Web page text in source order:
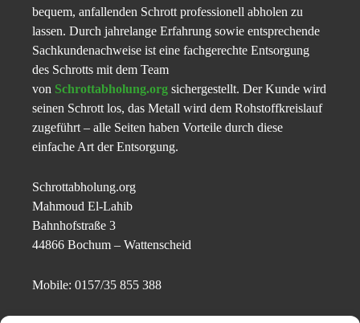
bequem, anfallenden Schrott professionell abholen zu
lassen. Durch jahrelange Erfahrung sowie entsprechende
Sachkundenachweise ist eine fachgerechte Entsorgung
des Schrotts mit dem Team
von Schrottabholung.org sichergestellt. Der Kunde wird
seinen Schrott los, das Metall wird dem Rohstoffkreislauf
zugeführt – alle Seiten haben Vorteile durch diese
einfache Art der Entsorgung.
Schrottabholung.org
Mahmoud El-Lahib
Bahnhofstraße 3
44866 Bochum – Wattenscheid
Mobile: 0157/35 855 388